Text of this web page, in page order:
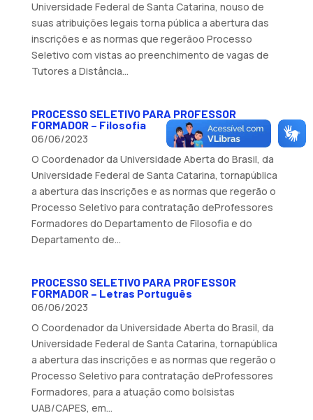
Universidade Federal de Santa Catarina, nouso de
suas atribuições legais torna pública a abertura das
inscrições e as normas que regerãoo Processo
Seletivo com vistas ao preenchimento de vagas de
Tutores a Distância...
PROCESSO SELETIVO PARA PROFESSOR
FORMADOR – Filosofia
06/06/2023
O Coordenador da Universidade Aberta do Brasil, da
Universidade Federal de Santa Catarina, tornapública
a abertura das inscrições e as normas que regerão o
Processo Seletivo para contratação deProfessores
Formadores do Departamento de Filosofia e do
Departamento de...
PROCESSO SELETIVO PARA PROFESSOR
FORMADOR – Letras Português
06/06/2023
O Coordenador da Universidade Aberta do Brasil, da
Universidade Federal de Santa Catarina, tornapública
a abertura das inscrições e as normas que regerão o
Processo Seletivo para contratação deProfessores
Formadores, para a atuação como bolsistas
UAB/CAPES, em...